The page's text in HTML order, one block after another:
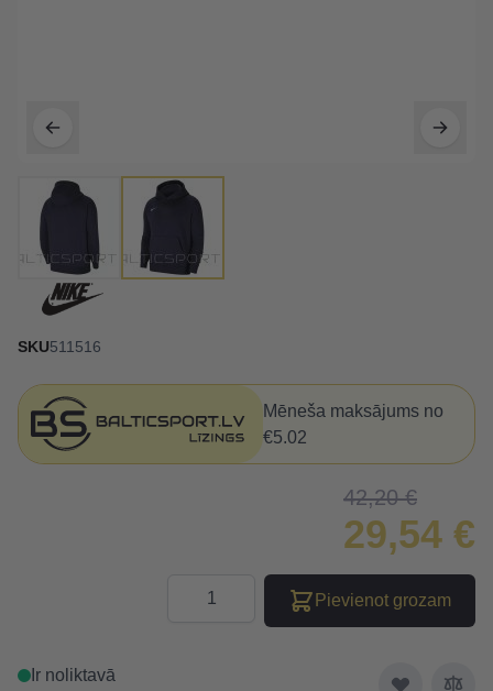
SKU511516
Mēneša maksājums no
€5.02
42,20 €
29,54 €
Pievienot grozam
Ir noliktavā